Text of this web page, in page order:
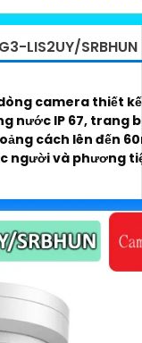
LIS2UY/SRBHUN
dòng camera thiết
67, trang bị khả
cách lên đến
người và phương